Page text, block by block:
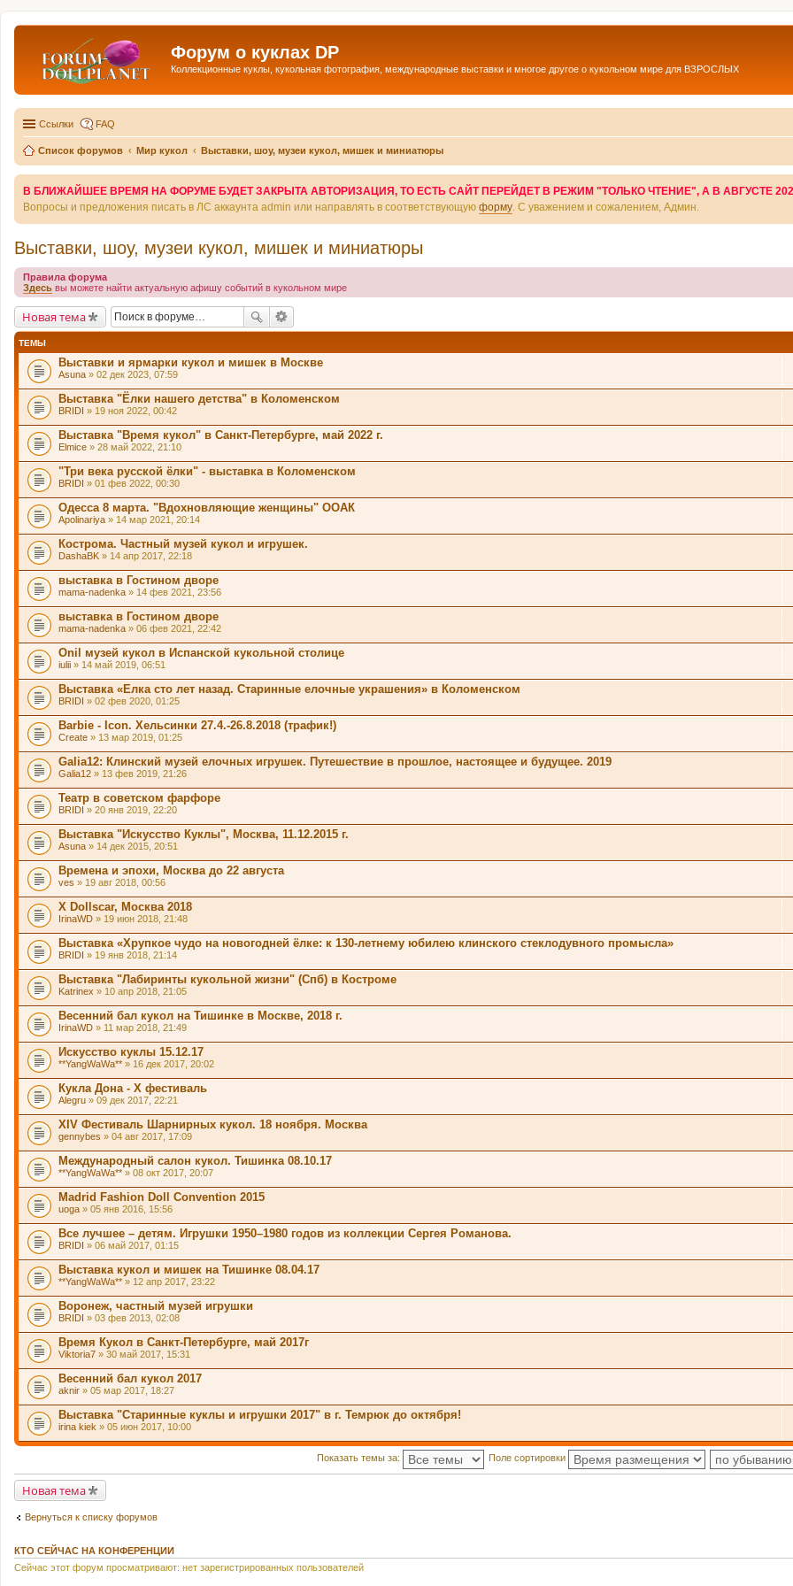
Форум о куклах DP
Коллекционные куклы, кукольная фотография, международные выставки и многое другое о кукольном мире для ВЗРОСЛЫХ
Ссылки FAQ
Список форумов Мир кукол Выставки, шоу, музеи кукол, мишек и миниатюры
В БЛИЖАЙШЕЕ ВРЕМЯ НА ФОРУМЕ БУДЕТ ЗАКРЫТА АВТОРИЗАЦИЯ, ТО ЕСТЬ САЙТ ПЕРЕЙДЕТ В РЕЖИМ "ТОЛЬКО ЧТЕНИЕ", А В АВГУСТЕ
Вопросы и предложения писать в ЛС аккаунта admin или направлять в соответствующую форму . С уважением и сожалением, Админ.
Выставки, шоу, музеи кукол, мишек и миниатюры
Правила форума
Здесь вы можете найти актуальную афишу событий в кукольном мире
Новая тема
ТЕМЫ
Выставки и ярмарки кукол и мишек в Москве
Asuna » 02 дек 2023, 07:59
Выставка "Ёлки нашего детства" в Коломенском
BRIDI » 19 ноя 2022, 00:42
Выставка "Время кукол" в Санкт-Петербурге, май 2022 г.
Elmice » 28 май 2022, 21:10
"Три века русской ёлки" - выставка в Коломенском
BRIDI » 01 фев 2022, 00:30
Одесса 8 марта. "Вдохновляющие женщины" ООАК
Apolinariya » 14 мар 2021, 20:14
Кострома. Частный музей кукол и игрушек.
DashaBK » 14 апр 2017, 22:18
выставка в Гостином дворе
mama-nadenka » 14 фев 2021, 23:56
выставка в Гостином дворе
mama-nadenka » 06 фев 2021, 22:42
Onil музей кукол в Испанской кукольной столице
iulii » 14 май 2019, 06:51
Выставка «Елка сто лет назад. Старинные елочные украшения» в Коломенском
BRIDI » 02 фев 2020, 01:25
Barbie - Icon. Хельсинки 27.4.-26.8.2018 (трафик!)
Create » 13 мар 2019, 01:25
Galia12: Клинский музей елочных игрушек. Путешествие в прошлое, настоящее и будущее. 2019
Galia12 » 13 фев 2019, 21:26
Театр в советском фарфоре
BRIDI » 20 янв 2019, 22:20
Выставка "Искусство Куклы", Москва, 11.12.2015 г.
Asuna » 14 дек 2015, 20:51
Времена и эпохи, Москва до 22 августа
ves » 19 авг 2018, 00:56
X Dollscar, Москва 2018
IrinaWD » 19 июн 2018, 21:48
Выставка «Хрупкое чудо на новогодней ёлке: к 130-летнему юбилею клинского стеклодувного промысла»
BRIDI » 19 янв 2018, 21:14
Выставка "Лабиринты кукольной жизни" (Спб) в Костроме
Katrinex » 10 апр 2018, 21:05
Весенний бал кукол на Тишинке в Москве, 2018 г.
IrinaWD » 11 мар 2018, 21:49
Искусство куклы 15.12.17
**YangWaWa** » 16 дек 2017, 20:02
Кукла Дона - X фестиваль
Alegru » 09 дек 2017, 22:21
XIV Фестиваль Шарнирных кукол. 18 ноября. Москва
gennybes » 04 авг 2017, 17:09
Международный салон кукол. Тишинка 08.10.17
**YangWaWa** » 08 окт 2017, 20:07
Madrid Fashion Doll Convention 2015
uoga » 05 янв 2016, 15:56
Все лучшее – детям. Игрушки 1950–1980 годов из коллекции Сергея Романова.
BRIDI » 06 май 2017, 01:15
Выставка кукол и мишек на Тишинке 08.04.17
**YangWaWa** » 12 апр 2017, 23:22
Воронеж, частный музей игрушки
BRIDI » 03 фев 2013, 02:08
Время Кукол в Санкт-Петербурге, май 2017г
Viktoria7 » 30 май 2017, 15:31
Весенний бал кукол 2017
aknir » 05 мар 2017, 18:27
Выставка "Старинные куклы и игрушки 2017" в г. Темрюк до октября!
irina kiek » 05 июн 2017, 10:00
Показать темы за: Поле сортировки
Новая тема
Вернуться к списку форумов
КТО СЕЙЧАС НА КОНФЕРЕНЦИИ
Сейчас этот форум просматривают: нет зарегистрированных пользователей